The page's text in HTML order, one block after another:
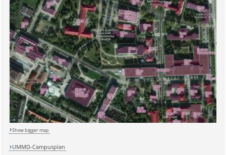
Sicherheitsabfrage:
Lösung:
Show bigger map
UMMD-Campusplan